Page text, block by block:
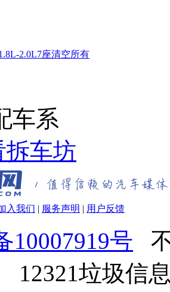
2.0L7座清空所有
车系
拆车坊
入我们 | 服务声明 | 用户反馈
10007919号
12321垃圾信